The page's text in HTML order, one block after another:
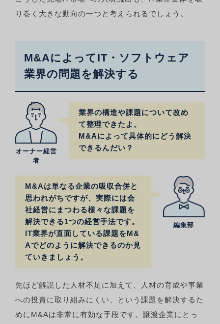
り巻く大きな動向の一つと考えられるでしょう。
M&AによってIT・ソフトウェア
業界の問題を解決する
オーナー経営
者
業界の構造や課題について改め
て整理できたよ。
M&Aによって具体的にどう解決
できるんだい？
編集部
M&Aは単なる企業の吸収合併と
思われがちですが、実際には会
社経営にまつわる様々な課題を
解決できる1つの経営手法です。
IT業界が直面している課題をM&
Aでどのように解決できるのか見
ていきましょう。
先ほど解説した人材不足に加えて、人材の育成や事業
への投資に取り組みにくい、という課題を解決するた
めにM&Aは非常に有効な手段です。譲渡企業にとっ